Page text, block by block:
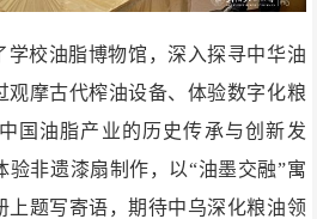
学校油脂博物馆，深入探寻中华油
观摩古代榨油设备、体验数字化粮
国油脂产业的历史传承与创新发
验非遗漆扇制作，以“油墨交融”寓
上题写寄语，期待中乌深化粮油领